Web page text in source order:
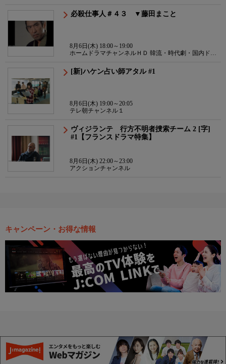
必殺仕事人＃４３ ▼藤田まこと
8月6日(木) 18:00～19:00
ホームドラマチャンネルＨＤ 韓流・時代劇・国内ドラ
[新]ハケン占い師アタル #1
8月6日(木) 19:00～20:05
テレ朝チャンネル１
ヴィジランテ 行方不明者捜索チーム 2 [字]
#1【フランスドラマ特集】
8月6日(木) 22:00～23:00
アクションチャンネル
キャンペーン・お得な情報